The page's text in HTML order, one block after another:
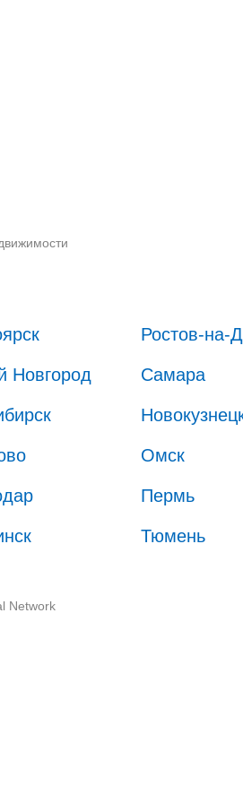
Ростов-на-
Новгород Самара
Омск
Пермь
Тюмень
Network